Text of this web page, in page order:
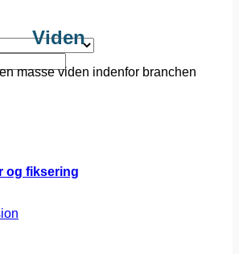
og fiksering
Viden
masse viden indenfor branchen